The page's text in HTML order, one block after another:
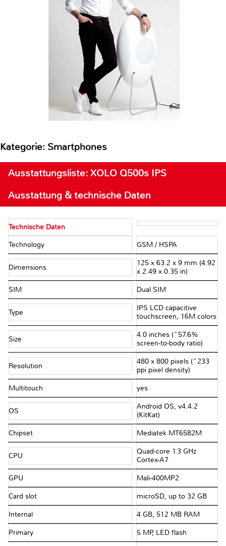
Kategorie: Smartphones
Ausstattungsliste: XOLO Q500s IPS
Ausstattung & technische Daten
Technische Daten
Technology GSM / HSPA
Dimensions
125 x 63.2 x 9 mm (4.92
x 2.49 x 0.35 in)
SIM Dual SIM
Type
IPS LCD capacitive
touchscreen, 16M colors
Size
4.0 inches (~57.6%
screen-to-body ratio)
Resolution
480 x 800 pixels (~233
ppi pixel density)
Multitouch yes
OS
Android OS, v4.4.2
(KitKat)
Chipset Mediatek MT6582M
CPU
Quad-core 1.3 GHz
Cortex-A7
GPU Mali-400MP2
Card slot microSD, up to 32 GB
Internal 4 GB, 512 MB RAM
Primary 5 MP, LED flash